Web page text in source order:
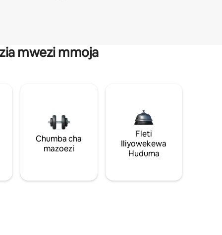
mwezi mmoja
Chumba cha
mazoezi
Fleti
Iliyowekewa
Huduma